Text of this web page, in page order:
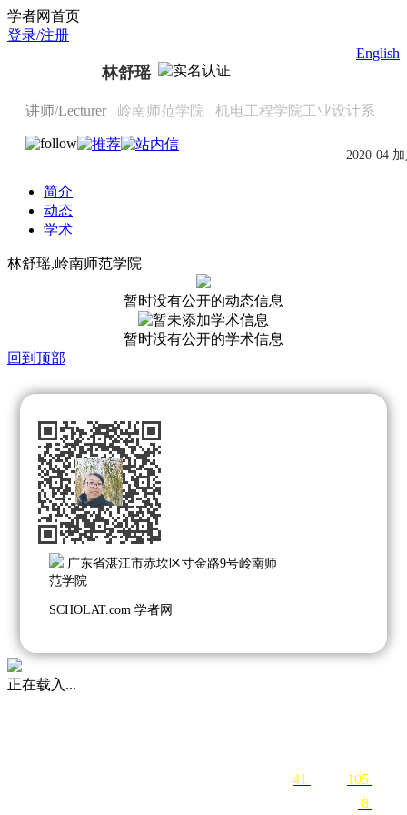
学者网首页
登录/注册
English
41 105
8
林舒瑶
讲师/Lecturer 岭南师范学院 机电工程学院工业设计系
2020-04
简介
动态
学术
林舒瑶,岭南师范学院
暂时没有公开的动态信息
暂时没有公开的学术信息
回到顶部
广东省湛江市赤坎区寸金路9号岭南师
范学院
SCHOLAT.com 学者网
正在载入...